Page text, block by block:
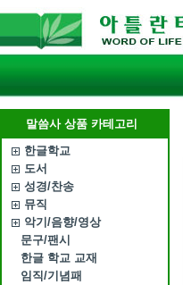
말씀사 상품 카테고리
한글학교
도서
성경/찬송
뮤직
악기/음향/영상
문구/팬시
한글 학교 교재
임직/기념패